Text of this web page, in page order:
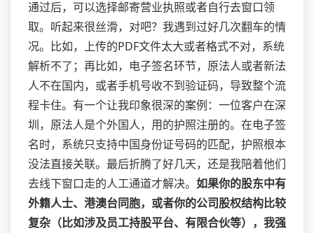
通过后，可以选择邮寄营业执照或者自行去窗口领
取。听起来很丝滑，对吧？我遇到过好几次翻车的情
况。比如，上传的PDF文件太大或者格式不对，系统
解析不了；再比如，电子签名环节，原法人或者新法
人不在国内，或者手机号收不到验证码，导致整个流
程卡住。有一个让我印象很深的案例：一位客户在深
圳，原法人是个外国人，用的护照注册的。在电子签
名时，系统只支持中国身份证号码的匹配，护照根本
没法直接关联。最后折腾了好几天，还是我陪着他们
去线下窗口走的人工通道才解决。 如果你的股东中有
外籍人士、港澳台同胞，或者你的公司股权结构比较
复杂（比如涉及员工持股平台、有限合伙等），我强